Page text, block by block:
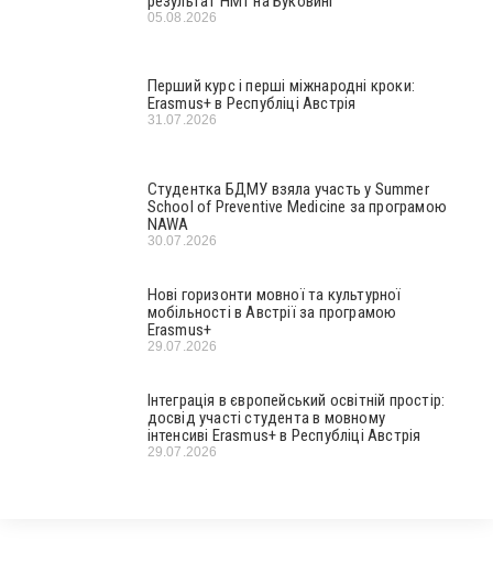
05.08.2026
Перший курс і перші міжнародні кроки:
Erasmus+ в Республіці Австрія
31.07.2026
Студентка БДМУ взяла участь у Summer
School of Preventive Medicine за програмою
NAWA
30.07.2026
Нові горизонти мовної та культурної
мобільності в Австрії за програмою
Erasmus+
29.07.2026
Інтеграція в європейський освітній простір:
досвід участі студента в мовному
інтенсиві Erasmus+ в Республіці Австрія
29.07.2026